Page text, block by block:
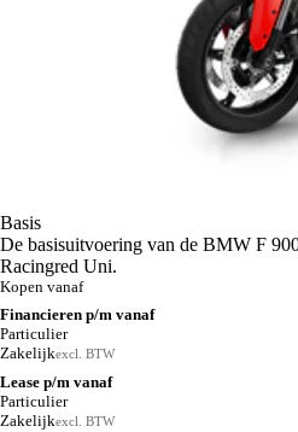
Basis
De basisuitvoering van de BMW F
Racingred Uni.
Kopen vanaf
Financieren p/m vanaf
Particulier
Zakelijkexcl. BTW
Lease p/m vanaf
Particulier
Zakelijkexcl. BTW